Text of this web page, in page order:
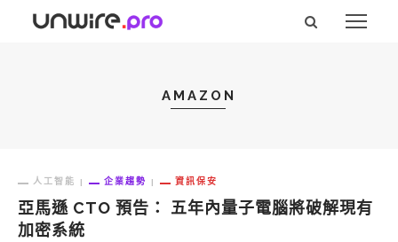
AMAZON
人工智能 企業趨勢 資訊保安
亞馬遜 CTO 預告： 五年內量子電腦將破解現有
加密系統